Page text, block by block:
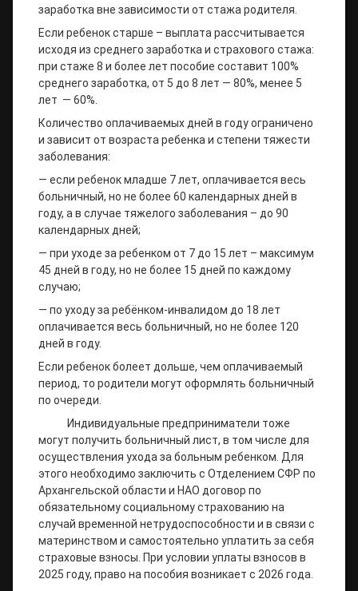
заработка вне зависимости от стажа родителя.
Если ребенок старше – выплата рассчитывается
исходя из среднего заработка и страхового стажа:
при стаже 8 и более лет пособие составит 100%
среднего заработка, от 5 до 8 лет — 80%, менее 5
лет — 60%.
Количество оплачиваемых дней в году ограничено
и зависит от возраста ребенка и степени тяжести
заболевания:
— если ребенок младше 7 лет, оплачивается весь
больничный, но не более 60 календарных дней в
году, а в случае тяжелого заболевания – до 90
календарных дней;
— при уходе за ребенком от 7 до 15 лет – максимум
45 дней в году, но не более 15 дней по каждому
случаю;
— по уходу за ребёнком-инвалидом до 18 лет
оплачивается весь больничный, но не более 120
дней в году.
Если ребенок болеет дольше, чем оплачиваемый
период, то родители могут оформлять больничный
по очереди.
Индивидуальные предприниматели тоже
могут получить больничный лист, в том числе для
осуществления ухода за больным ребенком. Для
этого необходимо заключить с Отделением СФР по
Архангельской области и НАО договор по
обязательному социальному страхованию на
случай временной нетрудоспособности и в связи с
материнством и самостоятельно уплатить за себя
страховые взносы. При условии уплаты взносов в
2025 году, право на пособия возникает с 2026 года.